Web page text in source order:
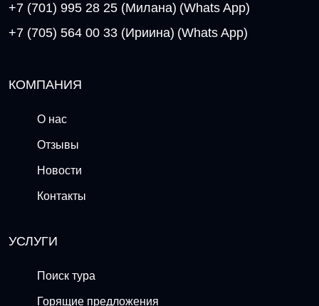
+7 (701) 995 28 25 (Милана) (Whats App)
+7 (705) 564 00 33 (Ириина) (Whats App)
КОМПАНИЯ
О нас
Отзывы
Новости
Контакты
УСЛУГИ
Поиск тура
Горящие предложения